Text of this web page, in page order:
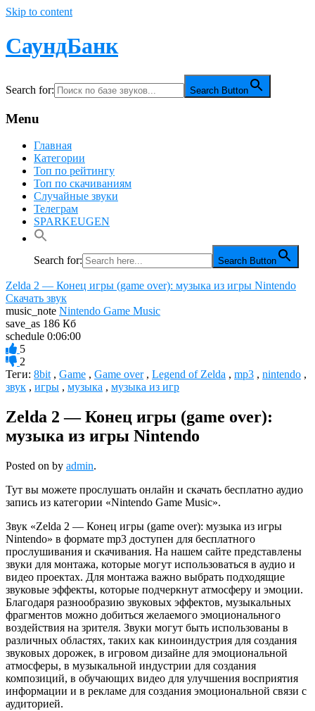
Skip to content
СаундБанк
Search for: Search Button
Menu
Главная
Категории
Топ по рейтингу
Топ по скачиваниям
Случайные звуки
Телеграм
SPARKEUGEN
Search for: Search Button
Zelda 2 — Конец игры (game over): музыка из игры Nintendo
Скачать звук
music_note Nintendo Game Music
save_as 186 Кб
schedule 0:06:00
5
2
Теги: 8bit , Game , Game over, Legend of Zelda , mp3 , nintendo ,
звук , игры , музыка , музыка из игр
Zelda 2 — Конец игры (game over):
музыка из игры Nintendo
Posted on by admin.
Тут вы можете прослушать онлайн и скачать бесплатно аудио
запись из категории «Nintendo Game Music».
Звук «Zelda 2 — Конец игры (game over): музыка из игры
Nintendo» в формате mp3 доступен для бесплатного
прослушивания и скачивания. На нашем сайте представлены
звуки для монтажа, которые могут использоваться в аудио и
видео проектах. Для монтажа важно выбрать подходящие
звуковые эффекты, которые подчеркнут атмосферу и эмоции.
Благодаря разнообразию звуковых эффектов, музыкальных
фрагментов можно добиться желаемого эмоционального
воздействия на зрителя. Звуки могут быть использованы в
различных областях, таких как киноиндустрия для создания
звуковых дорожек, в игровом дизайне для эмоциональной
атмосферы, в музыкальной индустрии для создания
композиций, в обучающих видео для улучшения восприятия
информации и в рекламе для создания эмоциональной связи с
аудиторией.